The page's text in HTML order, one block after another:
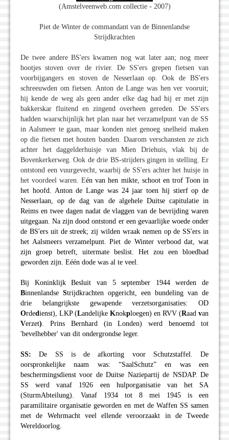
(Amstelveenweb.com collectie - 2007)
Piet de Winter de commandant van de Binnenlandse
Strijdkrachten
De twee andere BS'ers kwamen nog wat later aan; nog meer
bootjes stoven over de rivier. De SS'ers grepen fietsen van
voorbijgangers en stoven de Nesserlaan op. Ook de BS'ers
schreeuwden om fietsen. Anton de Lange was hen ver vooruit;
hij kende de weg als geen ander elke dag had hij er met zijn
bakkerskar fluitend en zingend overheen gereden. De SS'ers
hadden waarschijnlijk het plan naar het verzamelpunt van de SS
in Aalsmeer te gaan, maar konden niet genoeg snelheid maken
op die fietsen met houten banden. Daarom verschansten ze zich
achter het daggelderhuisje van Mien Driehuis, vlak bij de
Bovenkerkerweg. Ook de drie BS-strijders gingen in stelling. Er
ontstond een vuurgevecht, waarbij de SS'ers achter het huisje in
het voordeel waren. Eén van hen mikte, schoot en trof Toon in
het hoofd. Anton de Lange was 24 jaar toen hij stierf op de
Nesserlaan, op de dag van de algehele Duitse capitulatie in
Reims en twee dagen nadat de vlaggen van de bevrijding waren
uitgegaan. Na zijn dood ontstond er een gevaarlijke woede onder
de BS'ers uit de streek; zij wilden wraak nemen op de SS'ers in
het Aalsmeers verzamelpunt. Piet de Winter verbood dat, wat
zijn groep betreft, uitermate beslist. Het zou een bloedbad
geworden zijn. Eéén dode was al te veel.
Bij Koninklijk Besluit van 5 september 1944 werden de
Binnenlandse Strijdkrachten opgericht, een bundeling van de
drie belangrijkste gewapende verzetsorganisaties: OD
Orded ienst), LKP (Landelijke Knokploegen) en RVV (Raad van
Verzet) . Prins Bernhard (in Londen) werd benoemd tot
'bevelhebber' van dit ondergrondse leger.
SS:De SS is de afkorting voor Schutzstaffel. De
oorspronkelijke naam was: “SaalSchutz” en was een
beschermingsdienst voor de Duitse Naziepartij de NSDAP. De
SS werd vanaf 1926 een hulporganisatie van het SA
(SturmAbteilung). Vanaf 1934 tot 8 mei 1945 is een
paramilitaire organisatie geworden en met de Waffen SS samen
met de Wehrmacht veel ellende veroorzaakt in de Tweede
Wereldoorlog.